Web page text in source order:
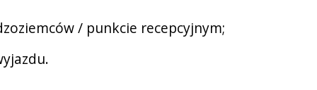
/ punkcie recepcyjnym;